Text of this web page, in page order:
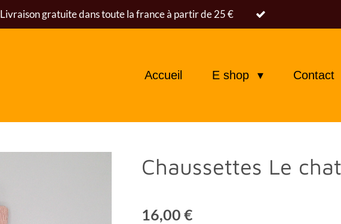
Livraison gratuite dans toute la france à partir de 25 €
Accueil E shop Contact
Chaussettes Le
16,00 €